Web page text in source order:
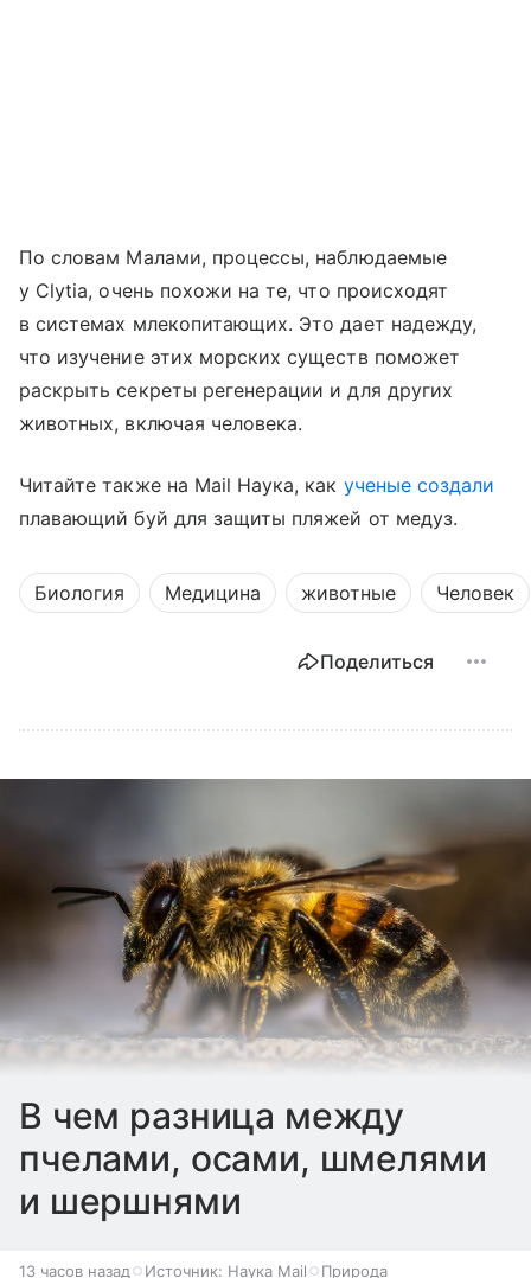
По словам Малами, процессы, наблюдаемые
у Clytia, очень похожи на те, что происходят
в системах млекопитающих. Это дает надежду,
что изучение этих морских существ поможет
раскрыть секреты регенерации и для других
животных, включая человека.
Читайте также на Mail Наука, как ученые создали
плавающий буй для защиты пляжей от медуз.
Биология Медицина животные Человек
Поделиться
В чем разница между
пчелами, осами, шмелями
и шершнями
13 часов назад Источник: Наука Mail Природа